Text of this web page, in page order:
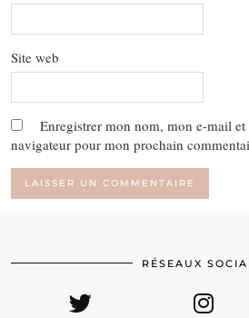
Site web
Enregistrer mon nom, mon e-mail
navigateur pour mon prochain
RÉSEAUX